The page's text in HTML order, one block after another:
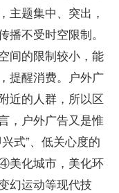
主题集中、突出，
不受时空限制。
间的限制较小，能
提醒消费。户外广
近的人群，所以区
，户外广告又是惟
式”、低关心度的
美化城市，美化环
幻运动等现代技